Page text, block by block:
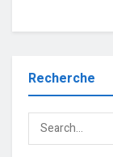
Recherche